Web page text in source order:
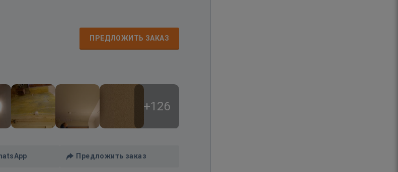
ПРЕДЛОЖИТЬ ЗАКАЗ
+126
Предложить заказ